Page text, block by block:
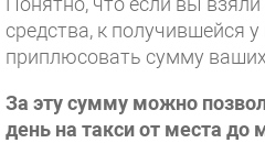
средства, к получившейся
приплюсовать сумму ваших
За эту сумму можно
день на такси от места до